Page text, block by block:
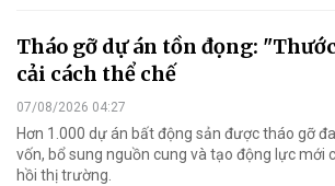
Tháo gỡ dự án tồn đọng:
cải cách thể chế
07/08/2026 04:27
Hơn 1.000 dự án bất động sản được tháo gỡ
vốn, bổ sung nguồn cung và tạo động lực mới
hồi thị trường.